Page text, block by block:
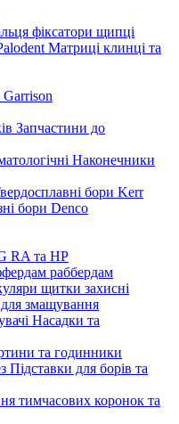
фіксатори щипці
Матриці клинці та
Garrison
Запчастини до
Наконечники
бори Kerr
бори Denco
RA та HP
раббердам
щитки захисні
змащування
Насадки та
та годинники
Підставки для борів та